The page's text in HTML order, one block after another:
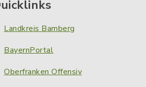
Landkreis Bamberg
BayernPortal
Oberfranken Offensiv